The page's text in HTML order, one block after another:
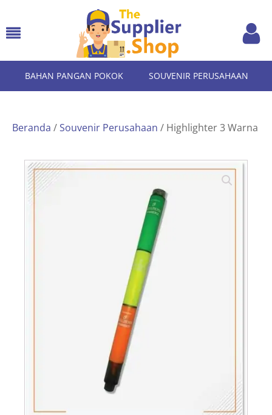
BAHAN PANGAN POKOK SOUVENIR PERUSAHAAN
Beranda /Souvenir Perusahaan / Highlighter 3 Warna